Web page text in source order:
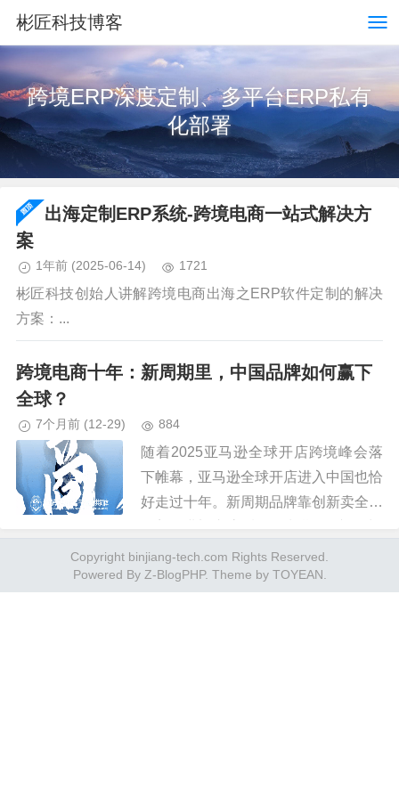
彬匠科技博客
跨境ERP深度定制、多平台ERP私有
化部署
出海定制ERP系统-跨境电商一站式解决方
案
1年前 (2025-06-14) 1721
彬匠科技创始人讲解跨境电商出海之ERP软件定制的解决
方案：...
跨境电商十年：新周期里，中国品牌如何赢下
全球？
7个月前 (12-29) 884
随着2025亚马逊全球开店跨境峰会落
下帷幕，亚马逊全球开店进入中国也恰
好走过十年。新周期品牌靠创新卖全球
已成为跨境卖家的核心竞争力。...
Copyright binjiang-tech.com Rights Reserved.
Powered By Z-BlogPHP. Theme by TOYEAN